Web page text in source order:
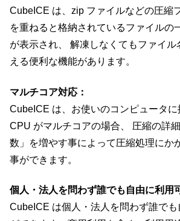
CubeICE は、zip ファイルなどの圧縮
を重ねると格納されているファイルの
が表示され、 解凍しなくてもファイル
える便利な機能があります。
マルチコア対応：
CubeICE は、お使いのコンピュータに
CPU がマルチコアの場合、 圧縮の詳
数」を増やす事によって圧縮処理にか
事ができます。
個人・法人を問わず誰でも自由に利用
CubeICE は個人・法人を問わず誰で